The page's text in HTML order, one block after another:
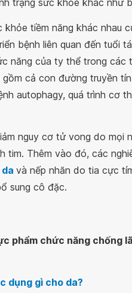
tiềm năng khác nhau
bệnh liên quan đến tuổi
năng của ty thể trong
cả con đường truyền
autophagy, quá trình cơ
nguy cơ tử vong do mọi
tim. Thêm vào đó, các
và nếp nhăn do tia cực
sung cô đặc.
phẩm chức năng chống
dụng gì cho da?